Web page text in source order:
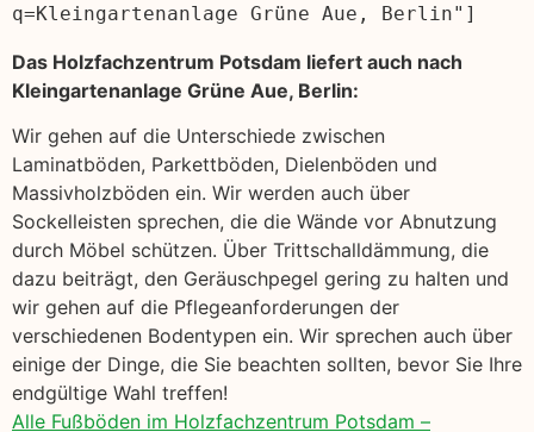
q=Kleingartenanlage Grüne Aue, Berlin"]
Das Holzfachzentrum Potsdam liefert auch nach
Kleingartenanlage Grüne Aue, Berlin:
Wir gehen auf die Unterschiede zwischen
Laminatböden, Parkettböden, Dielenböden und
Massivholzböden ein. Wir werden auch über
Sockelleisten sprechen, die die Wände vor Abnutzung
durch Möbel schützen. Über Trittschalldämmung, die
dazu beiträgt, den Geräuschpegel gering zu halten und
wir gehen auf die Pflegeanforderungen der
verschiedenen Bodentypen ein. Wir sprechen auch über
einige der Dinge, die Sie beachten sollten, bevor Sie Ihre
endgültige Wahl treffen!
Alle Fußböden im Holzfachzentrum Potsdam –